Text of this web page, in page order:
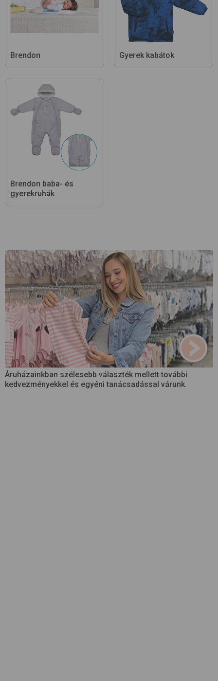
Brendon Gyerek kabátok
Brendon baba- és
gyerekruhák
Áruházainkban szélesebb választék mellett további
kedvezményekkel és egyéni tanácsadással várunk.